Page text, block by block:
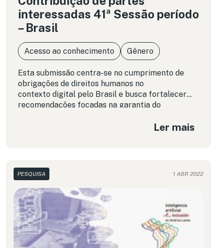
interessadas 41ª Sessão período
– Brasil
Acesso ao conhecimento Gênero
Esta submissão centra-se no cumprimento de
obrigações de direitos humanos no
contexto digital pelo Brasil e busca fortalecer
recomendações focadas na garantia do
livre expressão e associação, o acesso
autonomia e livre de qualquer forma de
discriminação.
Ler mais
PESQUISA 1 ABR 2022